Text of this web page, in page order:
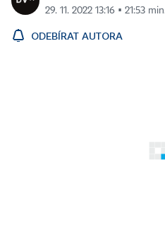
29. 11. 2022 13:16 ▪ 21:53
ODEBÍRAT AUTORA